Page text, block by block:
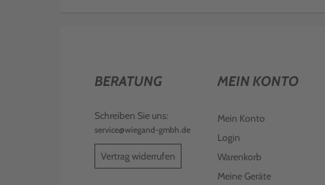
BERATUNG
Schreiben Sie uns:
service@wiegand-gmbh.de
Vertrag widerrufen
MEIN KONTO
Mein Konto
Login
Warenkorb
Meine Geräte